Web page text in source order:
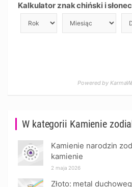
W kategorii Kamienie
Kamienie narodzin
kamienie
2 maja 2026
Złoto: metal
Kalkulator znak chiński i
Powered by